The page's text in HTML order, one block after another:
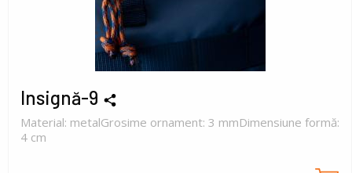
Insignă-9
Material: metalGrosime ornament: 3 mmDimensiune formă:
4 cm